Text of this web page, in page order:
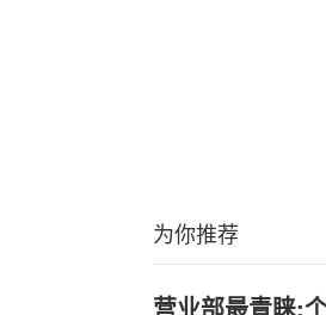
为你推荐
营业部最青睐: